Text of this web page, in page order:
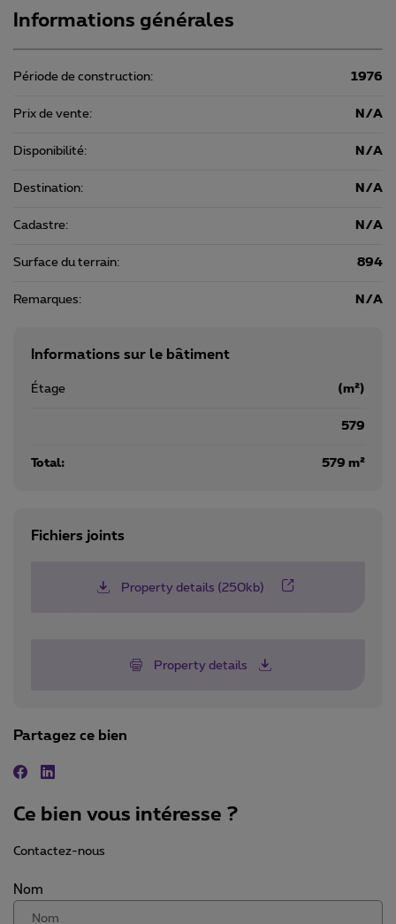
Informations générales
Période de construction: 1976
Prix de vente: N/A
Disponibilité: N/A
Destination: N/A
Cadastre: N/A
Surface du terrain: 894
Remarques: N/A
Informations sur le bâtiment
Étage (m²)
579
Total: 579 m²
Fichiers joints
Property details (250kb)
Property details
Partagez ce bien
Ce bien vous intéresse ?
Contactez-nous
Nom